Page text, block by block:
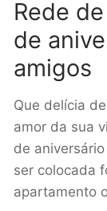
Rede
de
amigos
Que delícia
amor da sua
de
ser colocada
apartamento